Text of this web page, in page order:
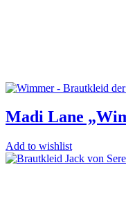
Madi Lane
Add to wishlist